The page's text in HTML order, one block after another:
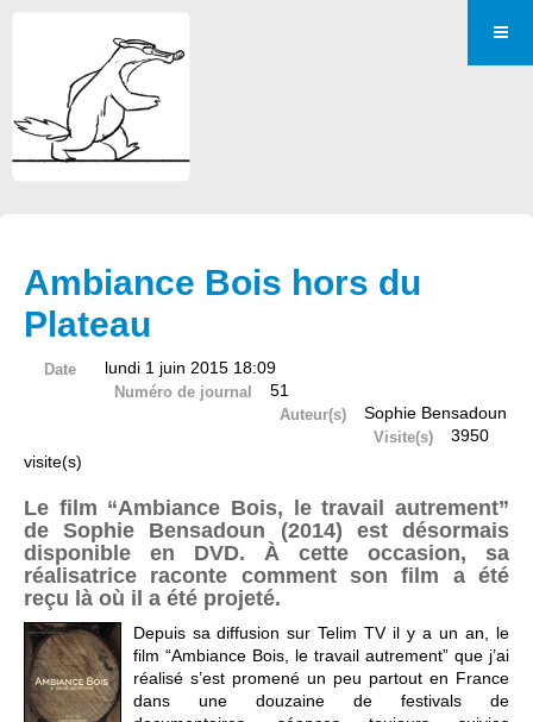
Ambiance Bois hors du
Plateau
Date lundi 1 juin 2015 18:09
Numéro de journal 51
Auteur(s) Sophie Bensadoun
Visite(s)
3950
visite(s)
Le film “Ambiance Bois, le travail autrement”
de Sophie Bensadoun (2014) est désormais
disponible en DVD. À cette occasion, sa
réalisatrice raconte comment son film a été
reçu là où il a été projeté.
Depuis sa diffusion sur Telim TV il y a un an, le
film “Ambiance Bois, le travail autrement” que j’ai
réalisé s’est promené un peu partout en France
dans une douzaine de festivals de